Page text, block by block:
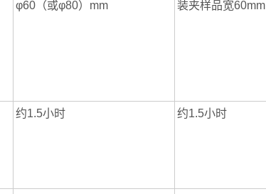
φ60（或φ80）mm 装夹样品宽60mm
约1.5小时 约1.5小时